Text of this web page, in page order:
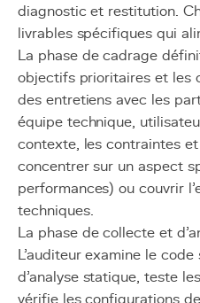
diagnostic et restitution.
livrables spécifiques qui
La phase de cadrage
objectifs prioritaires et les
des entretiens avec les
équipe technique,
contexte, les contraintes
concentrer sur un aspect
performances) ou couvrir
techniques.
La phase de collecte et
L'auditeur examine le
d'analyse statique, teste
vérifie les configurations